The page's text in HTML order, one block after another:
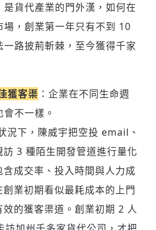
貨代產業的門外漢，如何在
，創業第一年只有不到 10
路披荊斬棘，至今獲得千家
獲客渠 ：企業在不同生命週
不一樣。
況下，陳威宇把空投 email、
3 種陌生開發管道進行量化
成交率、投入時間與人力成
業初期看似最耗成本的上門
的獲客渠道。創業初期 2 人